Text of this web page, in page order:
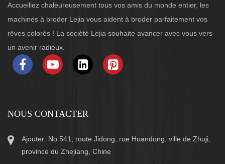
Accueillez chaleureusement tous vos amis du monde entier, les
machines à broder Lejia vous aident à broder parfaitement vos
rêves colorés ! La société Lejia souhaite avancer avec vous vers
un avenir radieux.
NOUS CONTACTER
Ajouter: No.541, route Jidong, rue Huandong, ville de Zhuji,
province du Zhejiang, Chine